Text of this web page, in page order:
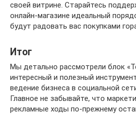
своей витрине. Старайтесь
онлайн-магазине идеальный
будут радовать вас покупками
Итог
Мы детально рассмотрели блок
интересный и полезный
ведение бизнеса в социальной
Главное не забывайте, что
рекламные ходы по-прежнему